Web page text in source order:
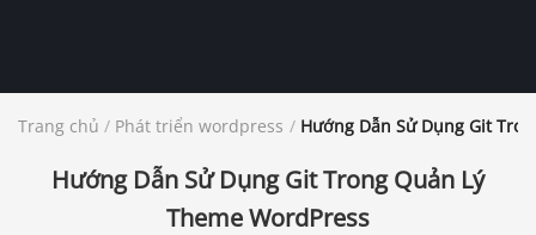
Trang chủ / Phát triển wordpress / Hướng Dẫn Sử Dụng Git
Hướng Dẫn Sử Dụng Git Trong Quản Lý
Theme WordPress